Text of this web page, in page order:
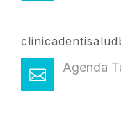
Agenda